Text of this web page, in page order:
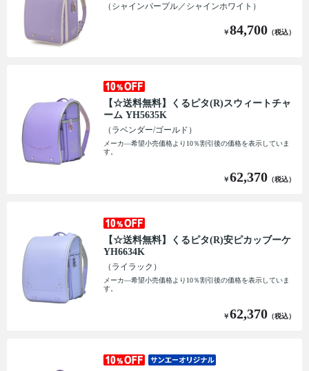
（シャインパープル／シャインホワイト）
￥84,700 （税込）
【☆送料無料】くるピタ(R)スウィートチャ
ーム YH5635K
（ラベンダー/ゴールド）
メーカ―希望小売価格より10％割引後の価格を表示していま
す。
￥62,370 （税込）
【☆送料無料】くるピタ(R)安ピカッブーケ
YH6634K
（ライラック）
メーカ―希望小売価格より10％割引後の価格を表示していま
す。
￥62,370 （税込）